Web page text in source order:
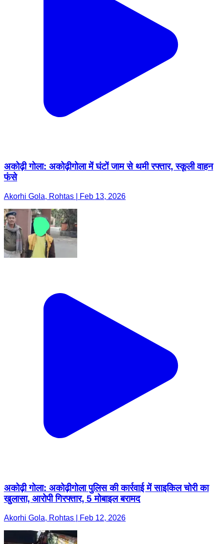
अकोढ़ी गोला: अकोढ़ीगोला में घंटों जाम से थमी रफ्तार, स्कूली वाहन
फंसे
Akorhi Gola, Rohtas | Feb 13, 2026
अकोढ़ी गोला: अकोढ़ीगोला पुलिस की कार्रवाई में साइकिल चोरी का
खुलासा, आरोपी गिरफ्तार, 5 मोबाइल बरामद
Akorhi Gola, Rohtas | Feb 12, 2026